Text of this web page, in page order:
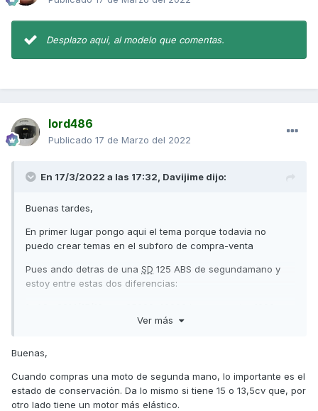
Desplazo aqui, al modelo que comentas.
lord486
Publicado 17 de Marzo del 2022
En 17/3/2022 a las 17:32, Davijime dijo:
Buenas tardes,
En primer lugar pongo aqui el tema porque todavia no
puedo crear temas en el subforo de compra-venta
Pues ando detras de una SD 125 ABS de segundamano y
estoy entre estas dos diferencias:
2900 euros
3- Años 2018 para adelante con 16000-20000 kms por
aproximadamente 3000 euros
Ver más
Buenas,
Cuando compras una moto de segunda mano, lo importante es el
estado de conservación. Da lo mismo si tiene 15 o 13,5cv que, por
otro lado tiene un motor más elástico.